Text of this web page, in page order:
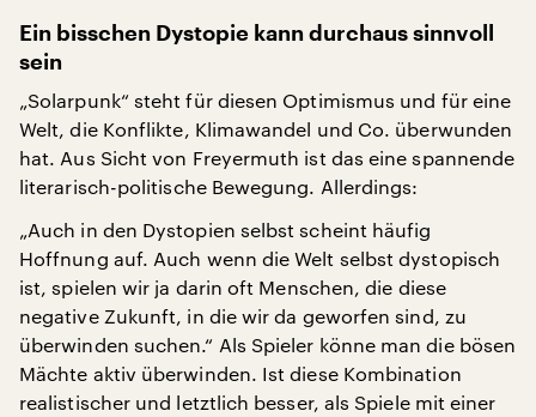
Ein bisschen Dystopie kann durchaus sinnvoll
sein
„Solarpunk“ steht für diesen Optimismus und für eine
Welt, die Konflikte, Klimawandel und Co. überwunden
hat. Aus Sicht von Freyermuth ist das eine spannende
literarisch-politische Bewegung. Allerdings:
„Auch in den Dystopien selbst scheint häufig
Hoffnung auf. Auch wenn die Welt selbst dystopisch
ist, spielen wir ja darin oft Menschen, die diese
negative Zukunft, in die wir da geworfen sind, zu
überwinden suchen.“ Als Spieler könne man die bösen
Mächte aktiv überwinden. Ist diese Kombination
realistischer und letztlich besser, als Spiele mit einer